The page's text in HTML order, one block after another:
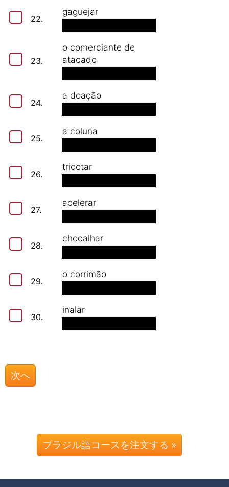
22.
gaguejar
23.
o comerciante de
atacado
24.
a doação
25.
a coluna
26.
tricotar
27.
acelerar
28.
chocalhar
29.
o corrimão
30.
inalar
ブラジル語コースを注文する »